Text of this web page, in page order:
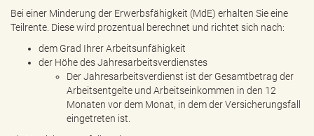
Bei einer Minderung der Erwerbsfähigkeit (MdE) erhalten Sie eine
Teilrente. Diese wird prozentual berechnet und richtet sich nach:
dem Grad Ihrer Arbeitsunfähigkeit
der Höhe des Jahresarbeitsverdienstes
Der Jahresarbeitsverdienst ist der Gesamtbetrag der
Arbeitsentgelte und Arbeitseinkommen in den 12
Monaten vor dem Monat, in dem der Versicherungsfall
eingetreten ist.